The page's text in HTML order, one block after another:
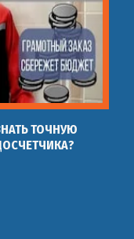
ТОЧНУЮ